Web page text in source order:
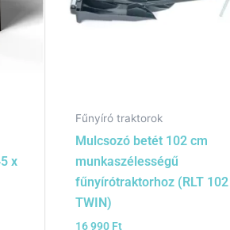
x
Fűnyíró traktorok
Mulcsozó betét 102 cm
munkaszélességű
fűnyírótraktorhoz (RLT 102
TWIN)
16 990 Ft